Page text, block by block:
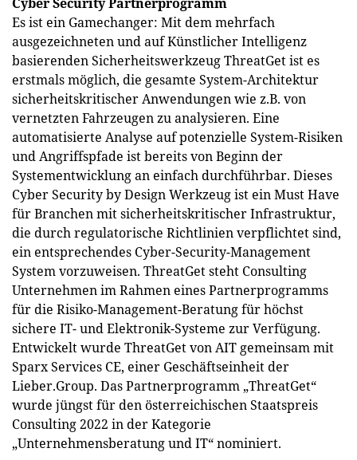
Es ist ein Gamechanger: Mit dem mehrfach
ausgezeichneten und auf Künstlicher Intelligenz
basierenden Sicherheitswerkzeug ThreatGet ist es
erstmals möglich, die gesamte System-Architektur
sicherheitskritischer Anwendungen wie z.B. von
vernetzten Fahrzeugen zu analysieren. Eine
automatisierte Analyse auf potenzielle System-Risiken
und Angriffspfade ist bereits von Beginn der
Systementwicklung an einfach durchführbar. Dieses
Cyber Security by Design Werkzeug ist ein Must Have
für Branchen mit sicherheitskritischer Infrastruktur,
die durch regulatorische Richtlinien verpflichtet sind,
ein entsprechendes Cyber-Security-Management
System vorzuweisen. ThreatGet steht Consulting
Unternehmen im Rahmen eines Partnerprogramms
für die Risiko-Management-Beratung für höchst
sichere IT- und Elektronik-Systeme zur Verfügung.
Entwickelt wurde ThreatGet von AIT gemeinsam mit
Sparx Services CE, einer Geschäftseinheit der
Lieber.Group. Das Partnerprogramm „ThreatGet“
wurde jüngst für den österreichischen Staatspreis
Consulting 2022 in der Kategorie
„Unternehmensberatung und IT“ nominiert.